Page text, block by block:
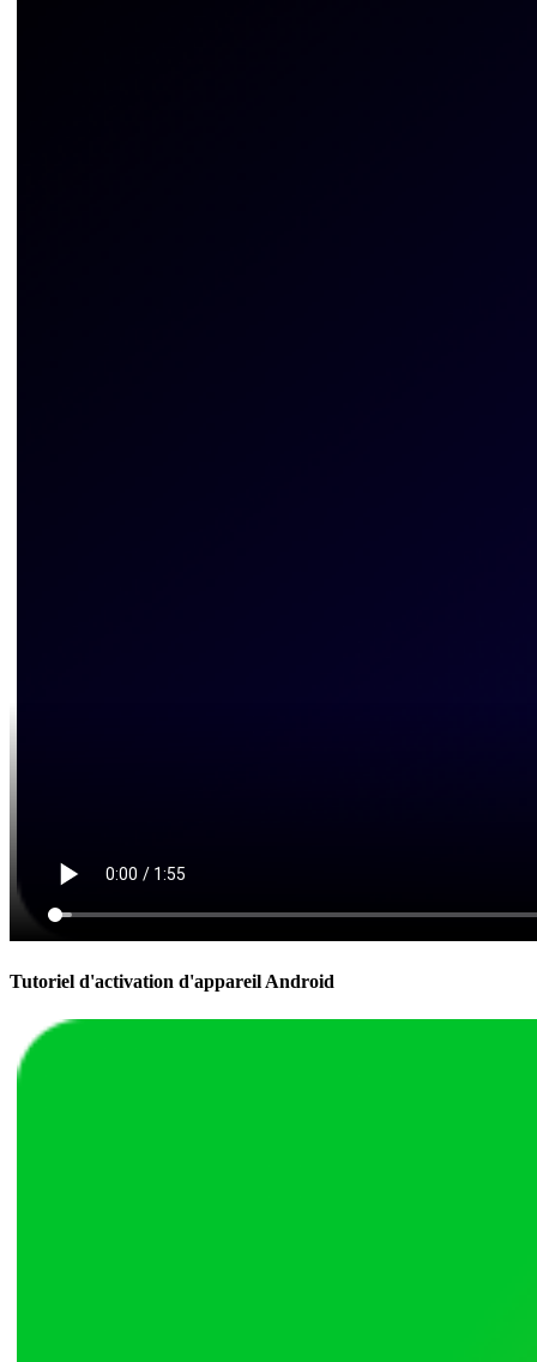
Tutoriel d'activation d'appareil Android